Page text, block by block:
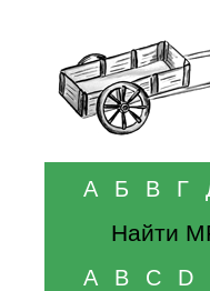
А Б В Г
Найти
A B C D